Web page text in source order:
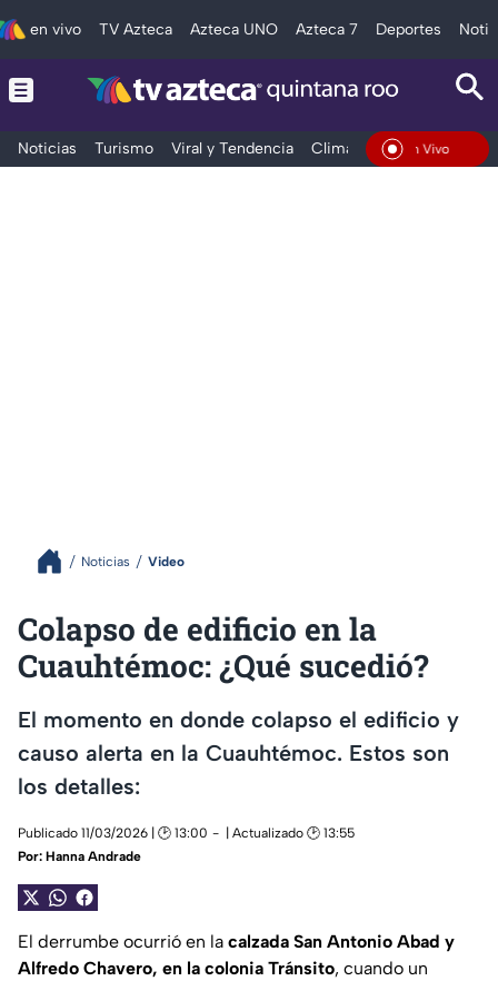
en vivo TV Azteca Azteca UNO Azteca 7 Deportes
Noticias Turismo Viral y Tendencia Clima Tráfico
En Vivo
Noticias Video
Colapso de edificio en la
Cuauhtémoc: ¿Qué sucedió?
El momento en donde colapso el edificio y
causo alerta en la Cuauhtémoc. Estos son
los detalles:
Publicado 11/03/2026 | 🕑 13:00
| Actualizado 🕑 13:55
Por: Hanna Andrade
El derrumbe ocurrió en la calzada San Antonio Abad y
Alfredo Chavero, en la colonia Tránsito, cuando un